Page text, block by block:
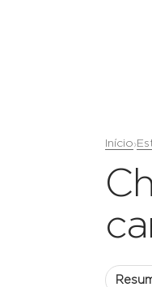
Início›